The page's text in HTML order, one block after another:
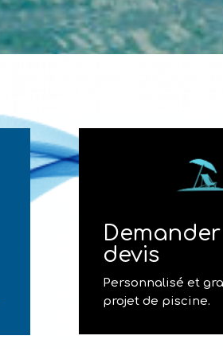
devis
Personnalisé et
projet de piscine.